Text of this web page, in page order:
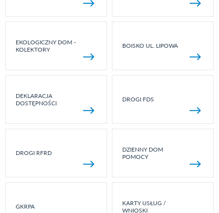
EKOLOGICZNY DOM -
KOLEKTORY
BOISKO UL. LIPOWA
DEKLARACJA
DOSTĘPNOŚCI
DROGI FDS
DROGI RFRD
DZIENNY DOM
POMOCY
GKRPA
KARTY USŁUG /
WNIOSKI